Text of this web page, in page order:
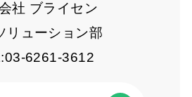
ログイン
社 ブライセン
リューション部
6261-3612